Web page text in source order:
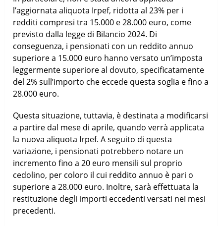
l’aggiornata aliquota Irpef, ridotta al 23% per i
redditi compresi tra 15.000 e 28.000 euro, come
previsto dalla legge di Bilancio 2024. Di
conseguenza, i pensionati con un reddito annuo
superiore a 15.000 euro hanno versato un’imposta
leggermente superiore al dovuto, specificatamente
del 2% sull’importo che eccede questa soglia e fino a
28.000 euro.
Questa situazione, tuttavia, è destinata a modificarsi
a partire dal mese di aprile, quando verrà applicata
la nuova aliquota Irpef. A seguito di questa
variazione, i pensionati potrebbero notare un
incremento fino a 20 euro mensili sul proprio
cedolino, per coloro il cui reddito annuo è pari o
superiore a 28.000 euro. Inoltre, sarà effettuata la
restituzione degli importi eccedenti versati nei mesi
precedenti.